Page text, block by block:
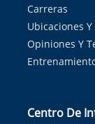
Carreras
Ubicaciones
Opiniones Y
Centro De